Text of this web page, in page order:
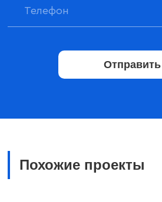
Отправить
Похожие проекты